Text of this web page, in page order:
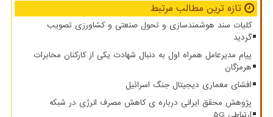
تازه ترین مطالب مرتبط
کلیات سند هوشمندسازی و تحول صنعتی و کشاورزی تصویب
گردید
پیام مدیرعامل همراه اول به دنبال شهادت یکی از کارکنان مخابرات
هرمزگان
افشای معماری دیجیتال جنگ اسرائیل
پژوهش محقق ایرانی درباره ی کاهش مصرف انرژی در شبکه
ارتباطی 5G